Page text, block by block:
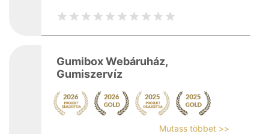
Gumibox Webáruház,
Gumiszervíz
Mutass többet >>